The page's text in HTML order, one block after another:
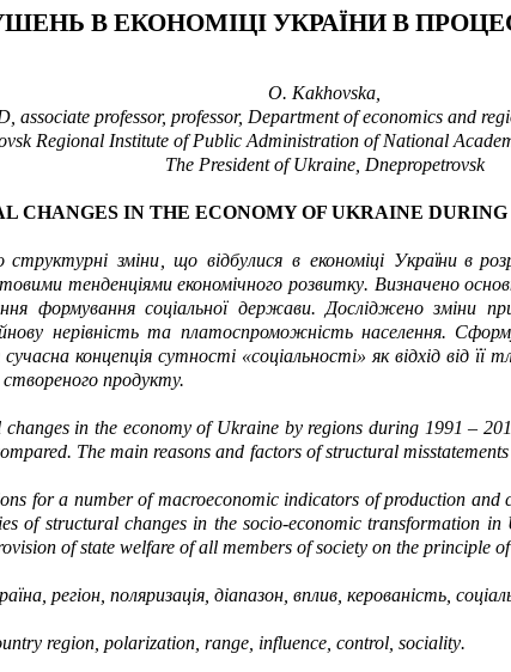
В ЕКОНОМІЦІ УКРАЇНИ В
O. Kakhovska,
associate professor, professor, Department of economics and
Regional Institute of Public Administration of National
The President of Ukraine, Dnepropetrovsk
CHANGES IN THE ECONOMY OF UKRAINE
структурні зміни що відбулися в економіці України в
тенденціями економічного розвитку. Визначено осн
формування соціальної держави. Досліджено зміни
нерівність та платоспроможність населення.
концепція сутності «соціальності» як відхід від
створеного продукту.
in the economy of Ukraine by regions during 1991 –
The main reasons and factors of structural
for a number of macroeconomic indicators of production
of structural changes in the socio-economic transformation
of state welfare of all members of society on the principle
регіон, поляризація, діапазон, вплив, керованість,
region, polarization, range, influence, control, sociality.